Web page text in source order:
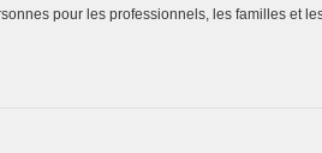
pour les professionnels, les familles et